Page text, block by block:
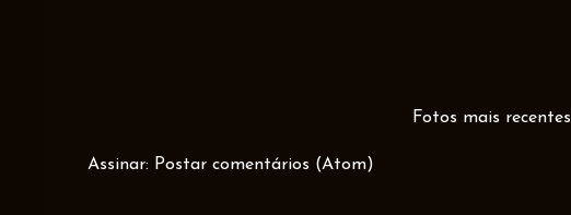
Fotos mais recentes
Assinar: Postar comentários (Atom)